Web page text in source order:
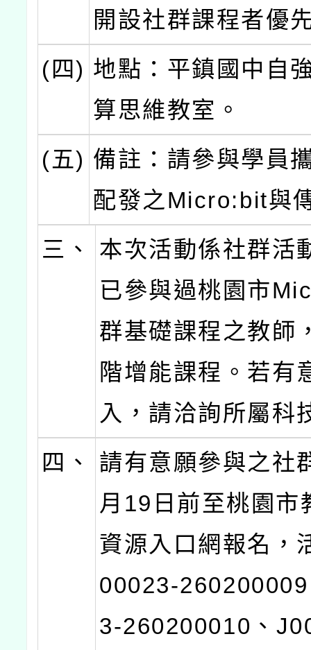
開設社群課程者優
(四) 地點：平鎮國中自
算思維教室。
(五) 備註：請參與學員
配發之Micro:bit與
三、
本次活動係社群活
已參與過桃園市
群基礎課程之教師
階增能課程。若有
入，請洽詢所屬科
四、
請有意願參與之社
月19日前至桃園市
資源入口網報名，
00023-
3-260200010、